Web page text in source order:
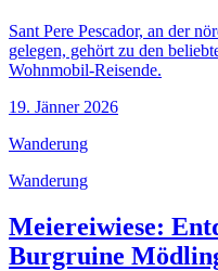
Sant Pere Pescador, an der
gelegen, gehört zu den
Wohnmobil-Reisende.
19. Jänner 2026
Wanderung
Wanderung
Meiereiwiese:
Burgruine